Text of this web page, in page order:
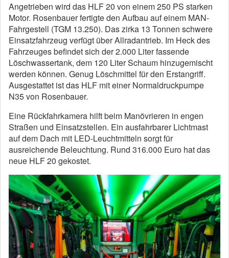
Angetrieben wird das HLF 20 von einem 250 PS starken
Motor. Rosenbauer fertigte den Aufbau auf einem MAN-
Fahrgestell (TGM 13.250). Das zirka 13 Tonnen schwere
Einsatzfahrzeug verfügt über Allradantrieb. Im Heck des
Fahrzeuges befindet sich der 2.000 Liter fassende
Löschwassertank, dem 120 Liter Schaum hinzugemischt
werden können. Genug Löschmittel für den Erstangriff.
Ausgestattet ist das HLF mit einer Normaldruckpumpe
N35 von Rosenbauer.
Eine Rückfahrkamera hilft beim Manövrieren in engen
Straßen und Einsatzstellen. Ein ausfahrbarer Lichtmast
auf dem Dach mit LED-Leuchtmitteln sorgt für
ausreichende Beleuchtung. Rund 316.000 Euro hat das
neue HLF 20 gekostet.